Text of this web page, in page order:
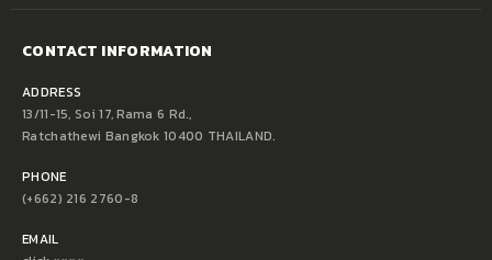
13/11-15, Soi 17, Rama 6 Rd.,
Ratchathewi Bangkok 10400 THAILAND.
(+662) 216 2760-8
click »»»»